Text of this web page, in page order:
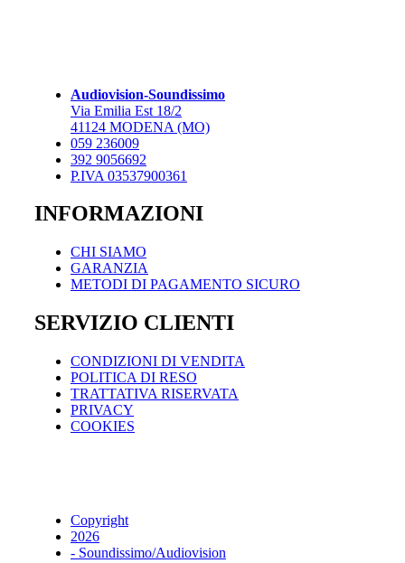
possono
essere
scelte
pagina
prodotto
Audiovision-Soundissimo
Via Emilia Est 18/2
41124 MODENA (MO)
059 236009
392 9056692
P.IVA 03537900361
INFORMAZIONI
CHI SIAMO
GARANZIA
METODI DI PAGAMENTO SICURO
SERVIZIO CLIENTI
CONDIZIONI DI VENDITA
POLITICA DI RESO
TRATTATIVA RISERVATA
PRIVACY
COOKIES
Copyright
2026
- Soundissimo/Audiovision